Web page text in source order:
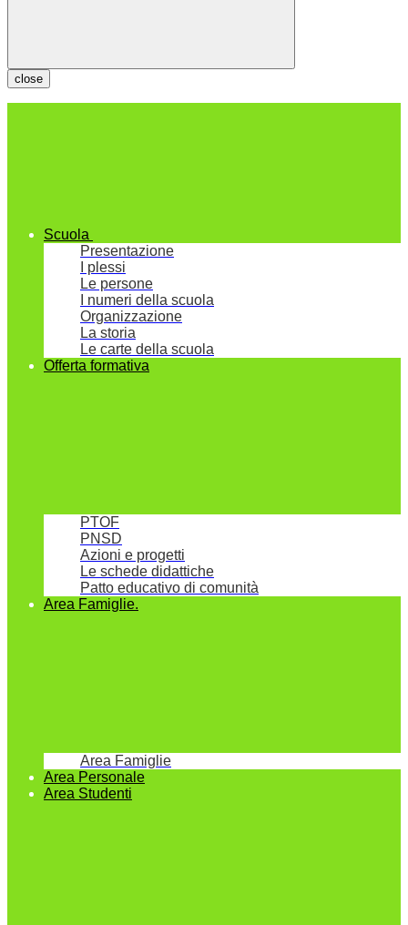
close
Scuola
Presentazione
I plessi
Le persone
I numeri della scuola
Organizzazione
La storia
Le carte della scuola
Offerta formativa
PTOF
PNSD
Azioni e progetti
Le schede didattiche
Patto educativo di comunità
Area Famiglie.
Area Famiglie
Area Personale
Area Studenti